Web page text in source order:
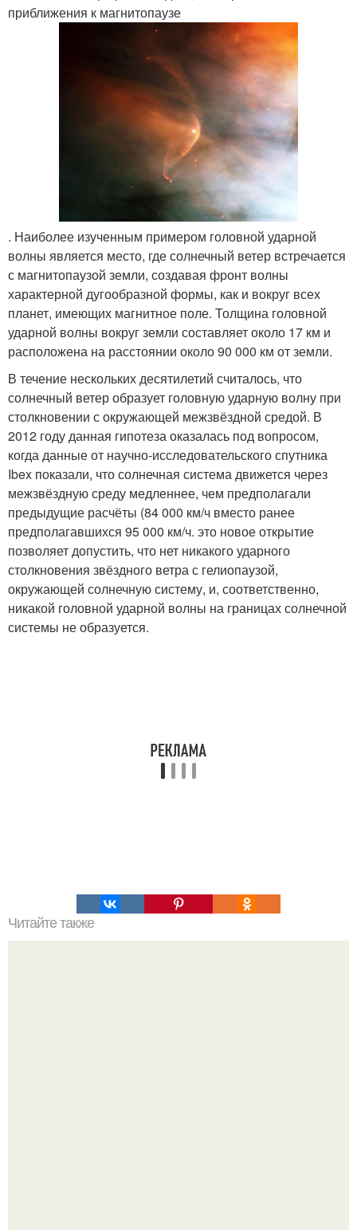
приближения к магнитопаузе
. Наиболее изученным примером головной ударной
волны является место, где солнечный ветер встречается
с магнитопаузой земли, создавая фронт волны
характерной дугообразной формы, как и вокруг всех
планет, имеющих магнитное поле. Толщина головной
ударной волны вокруг земли составляет около 17 км и
расположена на расстоянии около 90 000 км от земли.
В течение нескольких десятилетий считалось, что
солнечный ветер образует головную ударную волну при
столкновении с окружающей межзвёздной средой. В
2012 году данная гипотеза оказалась под вопросом,
когда данные от научно-исследовательского спутника
Ibex показали, что солнечная система движется через
межзвёздную среду медленнее, чем предполагали
предыдущие расчёты (84 000 км/ч вместо ранее
предполагавшихся 95 000 км/ч. это новое открытие
позволяет допустить, что нет никакого ударного
столкновения звёздного ветра с гелиопаузой,
окружающей солнечную систему, и, соответственно,
никакой головной ударной волны на границах солнечной
системы не образуется.
Читайте также